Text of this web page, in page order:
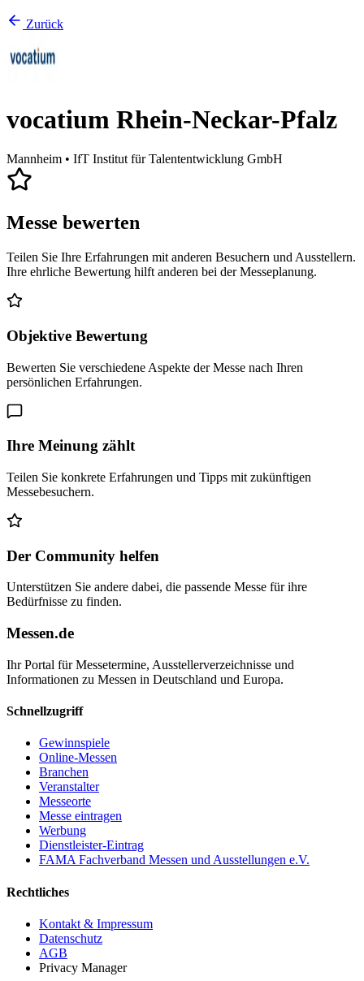
Zurück
vocatium Rhein-Neckar-Pfalz
Mannheim • IfT Institut für Talententwicklung GmbH
Messe bewerten
Teilen Sie Ihre Erfahrungen mit anderen Besuchern und Ausstellern.
Ihre ehrliche Bewertung hilft anderen bei der Messeplanung.
Objektive Bewertung
Bewerten Sie verschiedene Aspekte der Messe nach Ihren
persönlichen Erfahrungen.
Ihre Meinung zählt
Teilen Sie konkrete Erfahrungen und Tipps mit zukünftigen
Messebesuchern.
Der Community helfen
Unterstützen Sie andere dabei, die passende Messe für ihre
Bedürfnisse zu finden.
Messen.de
Ihr Portal für Messetermine, Ausstellerverzeichnisse und
Informationen zu Messen in Deutschland und Europa.
Schnellzugriff
Gewinnspiele
Online-Messen
Branchen
Veranstalter
Messeorte
Messe eintragen
Werbung
Dienstleister-Eintrag
FAMA Fachverband Messen und Ausstellungen e.V.
Rechtliches
Kontakt & Impressum
Datenschutz
AGB
Privacy Manager